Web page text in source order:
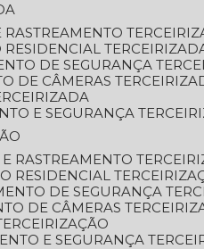
RASTREAMENTO
RESIDENCIAL
DE SEGURANÇA
DE CÂMERAS
E SEGURANÇA
RASTREAMENTO
RESIDENCIAL
DE SEGURANÇA
DE CÂMERAS
E SEGURANÇA